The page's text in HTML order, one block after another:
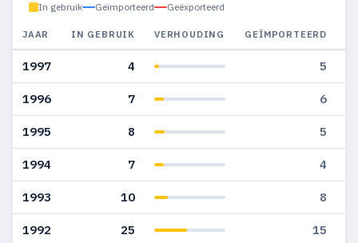
In gebruik Geïmporteerd Geëxporteerd
JAAR IN GEBRUIK VERHOUDING GEÏMPORTEERD
1997 4 5
1996 7 6
1995 8 5
1994 7 4
1993 10 8
1992 25 15